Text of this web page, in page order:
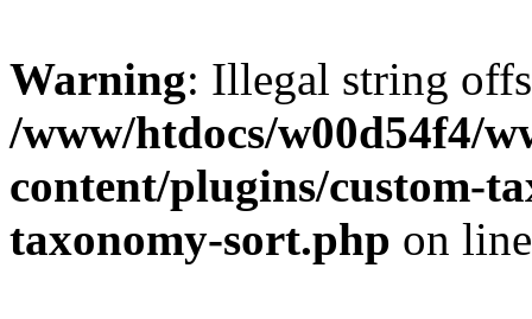
Warning: Illegal string
/www/htdocs/w00d54f4/
content/plugins/custom-
taxonomy-sort.php on